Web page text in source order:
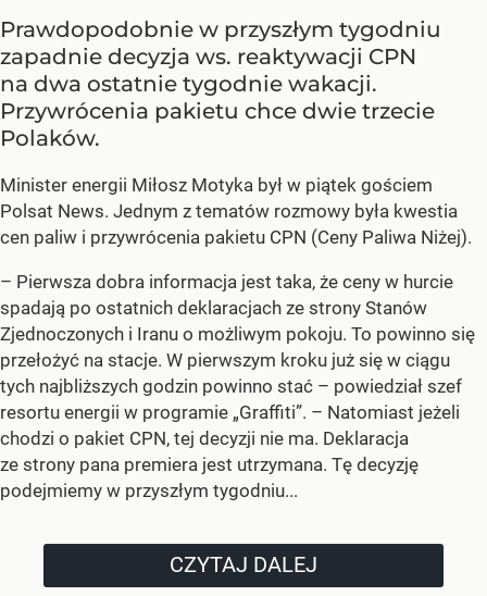
Prawdopodobnie w przyszłym tygodniu
zapadnie decyzja ws. reaktywacji CPN
na dwa ostatnie tygodnie wakacji.
Przywrócenia pakietu chce dwie trzecie
Polaków.
Minister energii Miłosz Motyka był w piątek gościem
Polsat News. Jednym z tematów rozmowy była kwestia
cen paliw i przywrócenia pakietu CPN (Ceny Paliwa Niżej).
– Pierwsza dobra informacja jest taka, że ceny w hurcie
spadają po ostatnich deklaracjach ze strony Stanów
Zjednoczonych i Iranu o możliwym pokoju. To powinno się
przełożyć na stacje. W pierwszym kroku już się w ciągu
tych najbliższych godzin powinno stać – powiedział szef
resortu energii w programie „Graffiti”. – Natomiast jeżeli
chodzi o pakiet CPN, tej decyzji nie ma. Deklaracja
ze strony pana premiera jest utrzymana. Tę decyzję
podejmiemy w przyszłym tygodniu...
CZYTAJ DALEJ